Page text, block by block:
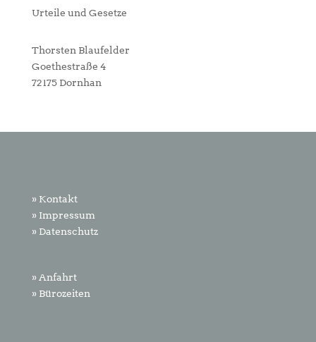
Urteile und Gesetze
Thorsten Blaufelder
Goethestraße 4
72175 Dornhan
» Kontakt
» Impressum
» Datenschutz
» Anfahrt
» Bürozeiten